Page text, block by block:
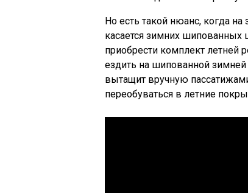
Но есть такой нюанс, когда
касается зимних шипованных
приобрести комплект летней
ездить на шипованной
вытащит вручную
переобуваться в летние